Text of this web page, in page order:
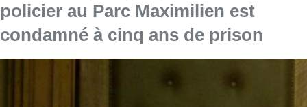
policier au Parc Maximilien est
condamné à cinq ans de prison